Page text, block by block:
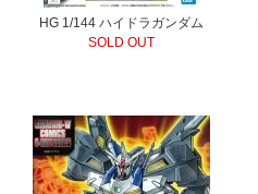
HG 1/144 ハイドラガンダム
SOLD OUT